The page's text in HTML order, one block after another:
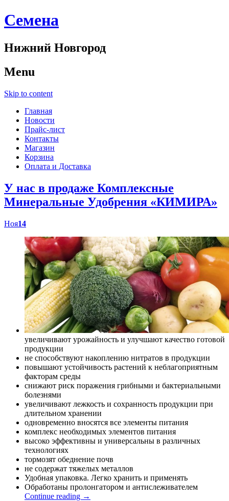
Cемена
Нижний Новгород
Menu
Skip to content
Главная
Новости
Прайс-лист
Контакты
Магазин
Корзина
Оплата и Доставка
У нас в продаже Комплексные
Минеральные Удобрения «КИМИРА»
Ноя14
увеличивают урожайность и улучшают качество готовой
продукции
не способствуют накоплению нитратов в продукции
повышают устойчивость растений к неблагоприятным
факторам среды
снижают риск поражения грибными и бактериальными
болезнями
увеличивают лежкость и сохранность продукции при
длительном хранении
одновременно вносятся все элементы питания
комплекс необходимых элементов питания
высоко эффективны и универсальны в различных
технологиях
тормозят обеднение почв
не содержат тяжелых металлов
Удобная упаковка. Легко хранить и применять
Обработаны пролонгатором и антислеживателем
Continue reading →